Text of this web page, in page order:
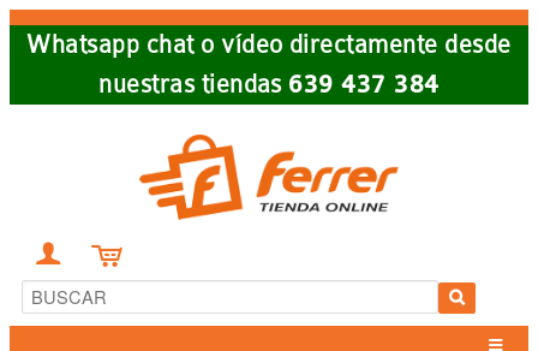
Skip
Whatsapp chat o vídeo directamente desde
nuestras tiendas 639 437 384
 